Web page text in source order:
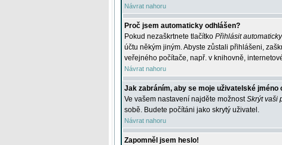
Návrat nahoru
Proč jsem automaticky odhlášen?
Pokud nezaškrtnete tlačítko Přihlásit
účtu někým jiným. Abyste zůstali přihlášeni,
veřejného počítače, např. v knihovně,
Návrat nahoru
Jak zabráním, aby se moje uživatelské
Ve vašem nastavení najděte možnostSkrýt vaši
sobě. Budete počítáni jako skrytý uživatel.
Návrat nahoru
Zapomněl jsem heslo!